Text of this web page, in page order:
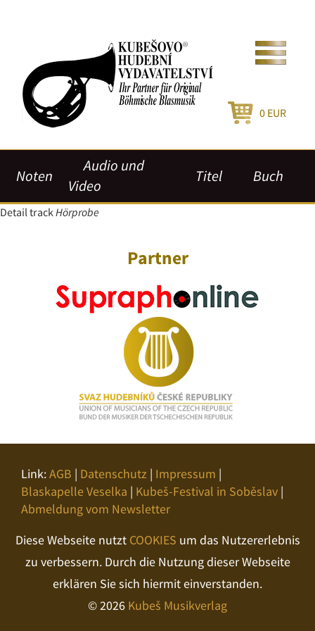
0 EUR
Noten
Audio und
Video
Titel Buch
Detail trackHörprobe
Partner
Link:AGB | Datenschutz | Impressum |
Blaskapelle Veselka | Kubeš-Festival in Soběslav |
Abmeldung vom Newsletter
Diese Webseite nutzt COOKIES um das Nutzererlebnis
zu verbessern. Durch die Nutzung dieser Webseite
erklären Sie sich hiermit einverstanden.
© 2026 Kubeš Musikverlag